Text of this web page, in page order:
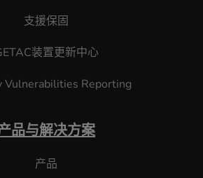
支援保固
装置更新中心
Vulnerabilities Reporting
品与解决方案
产品